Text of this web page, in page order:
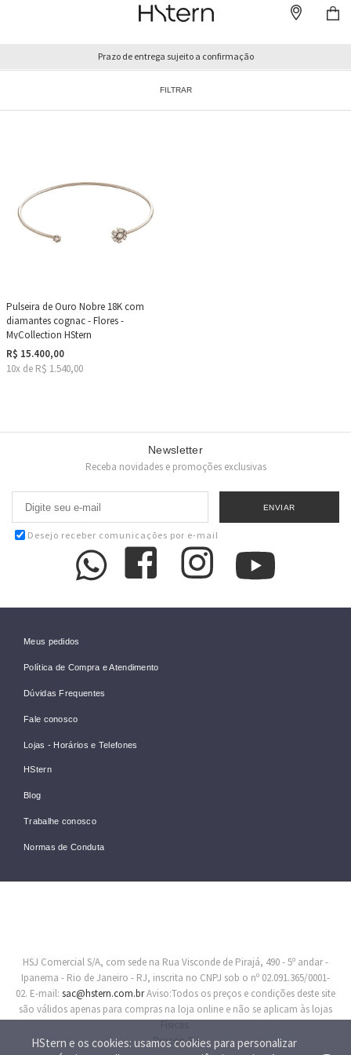
HStern e os cookies: usamos cookies para personalizar
Prazo de entrega sujeito a confirmação
FILTRAR
Pulseira de Ouro Nobre 18K com
diamantes cognac - Flores -
MyCollection HStern
R$ 15.400,00
10x de R$ 1.540,00
Newsletter
Receba novidades e promoções exclusivas
Desejo receber comunicações por e-mail
Meus pedidos
Política de Compra e Atendimento
Dúvidas Frequentes
Fale conosco
Lojas - Horários e Telefones
HStern
Blog
Trabalhe conosco
Normas de Conduta
HSJ Comercial S/A, com sede na Rua Visconde de Pirajá, 490 - 5º andar -
Ipanema - Rio de Janeiro - RJ, inscrita no CNPJ sob o nº 02.091.365/0001-
02. E-mail: sac@hstern.com.brAviso:Todos os preços e condições deste site
são válidos apenas para compras na loja online e não se aplicam às lojas
Procon-RJ